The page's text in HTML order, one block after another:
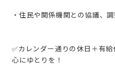
・住民や関係機関との協議、
✅カレンダー通りの休日＋有給
心にゆとりを！